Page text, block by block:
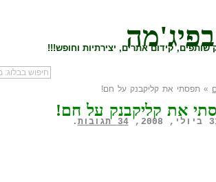
בפיג'מה
שותפים, קידום אתרים, יצירתיות וחופש!!!
» תפסתי את קליקבנק על חם!
את קליקבנק על חם!
2008, 34 תגובות .